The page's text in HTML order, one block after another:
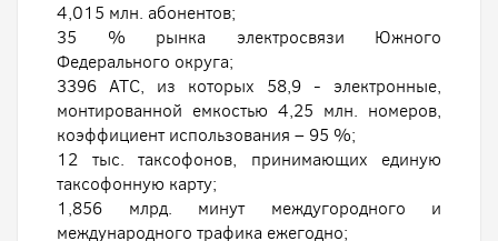
4,015 млн. абонентов;
35 % рынка электросвязи Южного
Федерального округа;
3396 АТС, из которых 58,9 - электронные,
монтированной емкостью 4,25 млн. номеров,
коэффициент использования – 95 %;
12 тыс. таксофонов, принимающих единую
таксофонную карту;
1,856 млрд. минут междугородного и
международного трафика ежегодно;